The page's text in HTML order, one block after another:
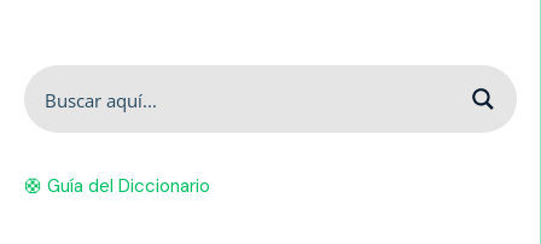
🛟 Guía del Diccionario